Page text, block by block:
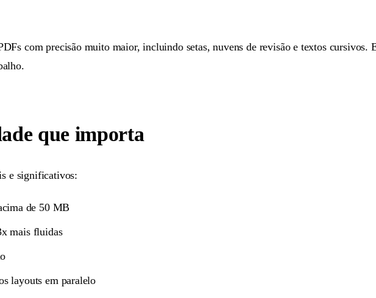
com precisão muito maior, incluindo setas, nuvens de revisão e textos cursivos.
que importa
e significativos:
de 50 MB
mais fluidas
layouts em paralelo